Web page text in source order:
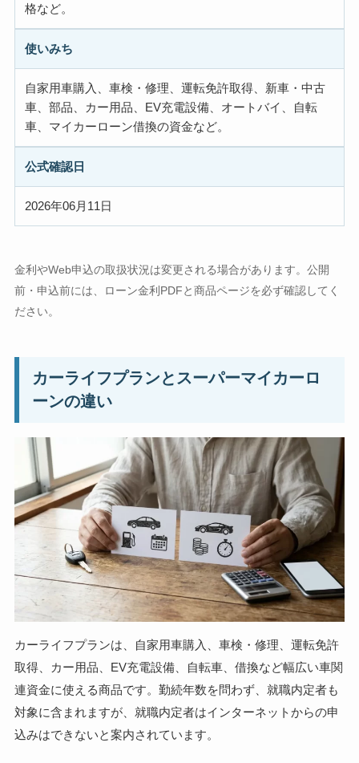
格など。
使いみち
自家用車購入、車検・修理、運転免許取得、新車・中古
車、部品、カー用品、EV充電設備、オートバイ、自転
車、マイカーローン借換の資金など。
公式確認日
2026年06月11日
金利やWeb申込の取扱状況は変更される場合があります。公開
前・申込前には、ローン金利PDFと商品ページを必ず確認してく
ださい。
カーライフプランとスーパーマイカーロ
ーンの違い
カーライフプランは、自家用車購入、車検・修理、運転免許
取得、カー用品、EV充電設備、自転車、借換など幅広い車関
連資金に使える商品です。勤続年数を問わず、就職内定者も
対象に含まれますが、就職内定者はインターネットからの申
込みはできないと案内されています。